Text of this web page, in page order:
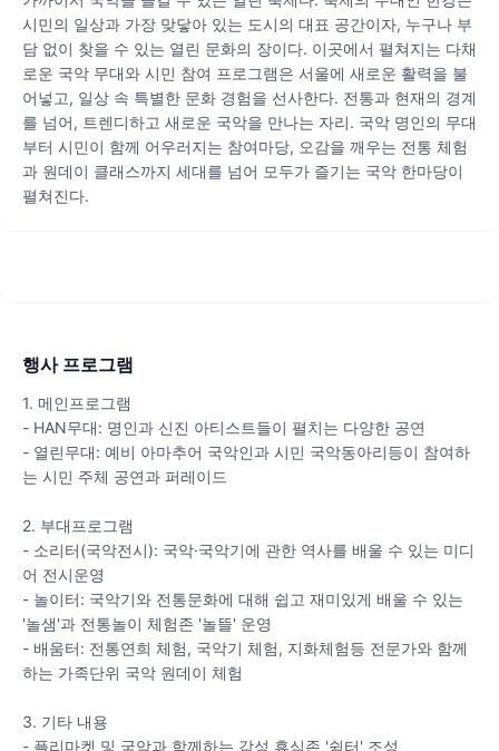
시민의 일상과 가장 맞닿아 있는 도시의 대표 공간이자, 누구나 부
담 없이 찾을 수 있는 열린 문화의 장이다. 이곳에서 펼쳐지는 다채
로운 국악 무대와 시민 참여 프로그램은 서울에 새로운 활력을 불
어넣고, 일상 속 특별한 문화 경험을 선사한다. 전통과 현재의 경계
를 넘어, 트렌디하고 새로운 국악을 만나는 자리. 국악 명인의 무대
부터 시민이 함께 어우러지는 참여마당, 오감을 깨우는 전통 체험
과 원데이 클래스까지 세대를 넘어 모두가 즐기는 국악 한마당이
펼쳐진다.
행사 프로그램
1. 메인프로그램
- HAN무대: 명인과 신진 아티스트들이 펼치는 다양한 공연
- 열린무대: 예비 아마추어 국악인과 시민 국악동아리등이 참여하
는 시민 주체 공연과 퍼레이드
2. 부대프로그램
- 소리터(국악전시): 국악·국악기에 관한 역사를 배울 수 있는 미디
어 전시운영
- 놀이터: 국악기와 전통문화에 대해 쉽고 재미있게 배울 수 있는
'놀샘'과 전통놀이 체험존 '놀뜰' 운영
- 배움터: 전통연희 체험, 국악기 체험, 지화체험등 전문가와 함께
하는 가족단위 국악 원데이 체험
3. 기타 내용
- 플리마켓 및 국악과 함께하는 감성 휴식존 '쉼터' 조성